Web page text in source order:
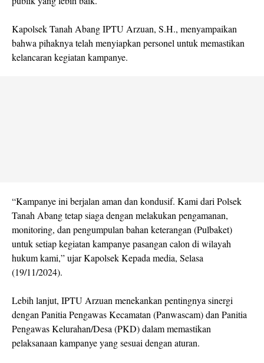
Kapolsek Tanah Abang IPTU Arzuan, S.H., menyampaikan
bahwa pihaknya telah menyiapkan personel untuk memastikan
kelancaran kegiatan kampanye.
“Kampanye ini berjalan aman dan kondusif. Kami dari Polsek
Tanah Abang tetap siaga dengan melakukan pengamanan,
monitoring, dan pengumpulan bahan keterangan (Pulbaket)
untuk setiap kegiatan kampanye pasangan calon di wilayah
hukum kami,” ujar Kapolsek Kepada media, Selasa
(19/11/2024).
Lebih lanjut, IPTU Arzuan menekankan pentingnya sinergi
dengan Panitia Pengawas Kecamatan (Panwascam) dan Panitia
Pengawas Kelurahan/Desa (PKD) dalam memastikan
pelaksanaan kampanye yang sesuai dengan aturan.